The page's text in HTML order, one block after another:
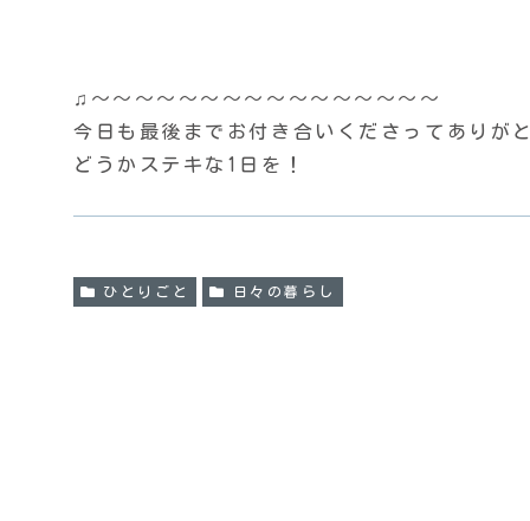
♫〜〜〜〜〜〜〜〜〜〜〜〜〜〜〜〜
今日も最後までお付き合いくださってありが
どうかステキな1日を！
ひとりごと 日々の暮らし